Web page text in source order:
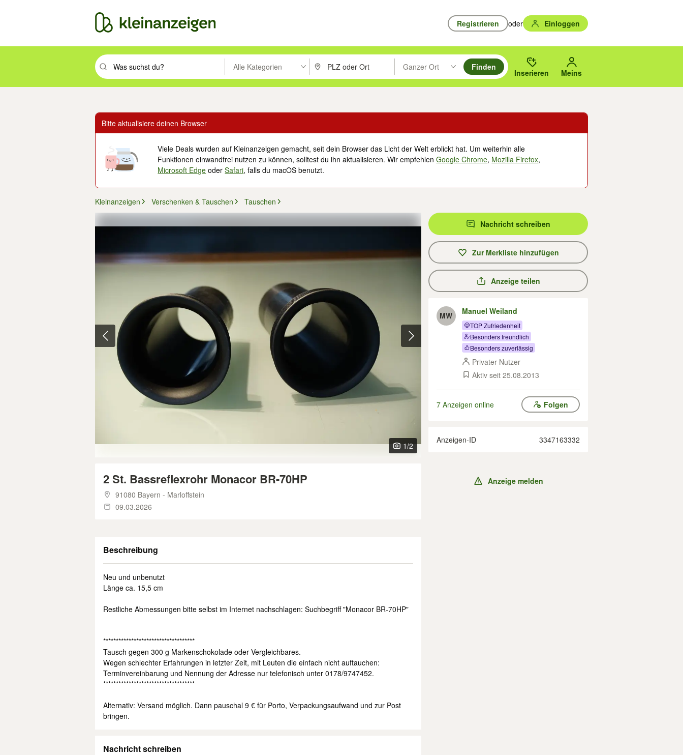
Registrieren oder Einloggen
Suchbegriff eingeben. Eingabetaste drücken um zu suchen, oder Vorschläge mit den Pfeiltasten nach oben/unten durchsuchen und mit Eingabetaste auswählen.
Alle Kategorien PLZ oder Ort eingeben. Eingabetaste drücken um zu suchen, oder Vorschläge mit den Pfeiltasten nach oben/
Ganzer Ort
Suche im Umkreis des gewählten Orts oder PLZ.
Finden
Inserieren Meins
Bitte aktualisiere deinen Browser
Viele Deals wurden auf Kleinanzeigen gemacht, seit dein Browser das Licht der Welt erblickt hat. Um weiterhin alle
Funktionen einwandfrei nutzen zu können, solltest du ihn aktualisieren. Wir empfehlenGoogle Chrome, Mozilla Firefox,
Microsoft Edge oderSafari, falls du macOS benutzt.
Kleinanzeigen Verschenken & Tauschen Tauschen
1/2
2 St. Bassreflexrohr Monacor BR-70HP
91080 Bayern - Marloffstein
09.03.2026
Beschreibung
Neu und unbenutzt
Länge ca. 15,5 cm
Restliche Abmessungen bitte selbst im Internet nachschlagen: Suchbegriff "Monacor BR-70HP"
************************************
Tausch gegen 300 g Markenschokolade oder Vergleichbares.
Wegen schlechter Erfahrungen in letzter Zeit, mit Leuten die einfach nicht auftauchen:
Terminvereinbarung und Nennung der Adresse nur telefonisch unter 0178/9747452.
************************************
Alternativ: Versand möglich. Dann pauschal 9 € für Porto, Verpackungsaufwand und zur Post
bringen.
Nachricht schreiben
Nachricht schreiben
Zur Merkliste hinzufügen
Anzeige teilen
MW Manuel Weiland
TOP Zufriedenheit
Besonders freundlich
Besonders zuverlässig
Privater Nutzer
Aktiv seit 25.08.2013
7 Anzeigen online Folgen
Anzeigen-ID 3347163332
Anzeige melden